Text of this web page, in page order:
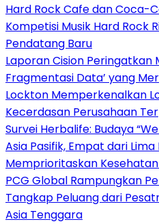
Hard Rock Cafe dan Coca-
Kompetisi Musik Hard Rock
Pendatang Baru
Laporan Cision
Fragmentasi Data’ yang
Lockton Memperkenalkan
Kecerdasan Perusahaan
Survei Herbalife: Budaya
Asia Pasifik, Empat dari
Memprioritaskan
PCG Global Rampungkan
Tangkap Peluang dari
Asia Tenggara